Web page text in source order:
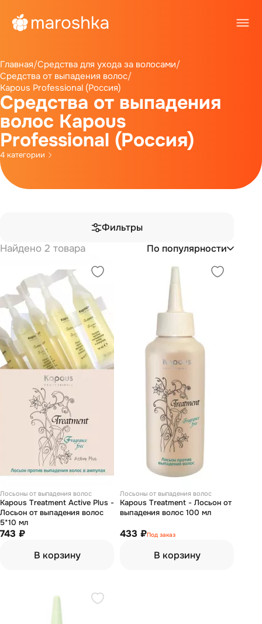
Главная/Средства для ухода за волосами/
Средства от выпадения волос/
Kapous Professional (Россия)
Средства от выпадения
волос Kapous
Professional (Россия)
4 категории
Фильтры
Найдено 2 товара
По популярности
Лосьоны от выпадения волос
Kapous Treatment Active Plus -
Лосьон от выпадения волос
5*10 мл
743 ₽
В корзину
Лосьоны от выпадения волос
Kapous Treatment - Лосьон от
выпадения волос 100 мл
433 ₽Под заказ
В корзину